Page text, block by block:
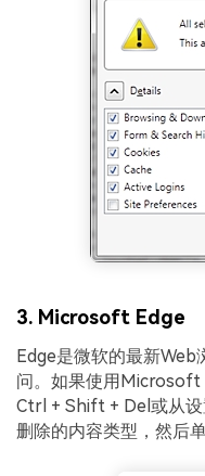
3. Microsoft Edge
Edge是微软的最新
问。如果使用Microsoft
Ctrl + Shift + Del或从
删除的内容类型，然后